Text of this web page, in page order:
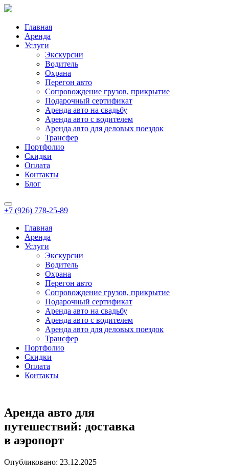
Главная
Аренда
Услуги
Экскурсии
Водитель
Охрана
Перегон авто
Сопровождение грузов, прикрытие
Подарочный сертификат
Аренда авто на свадьбу
Аренда авто с водителем
Аренда авто для деловых поездок
Трансфер
Портфолио
Скидки
Оплата
Контакты
Блог
+7 (926) 778-25-89
Главная
Аренда
Услуги
Экскурсии
Водитель
Охрана
Перегон авто
Сопровождение грузов, прикрытие
Подарочный сертификат
Аренда авто на свадьбу
Аренда авто с водителем
Аренда авто для деловых поездок
Трансфер
Портфолио
Скидки
Оплата
Контакты
Аренда авто для
путешествий: доставка
в аэропорт
Опубликовано: 23.12.2025